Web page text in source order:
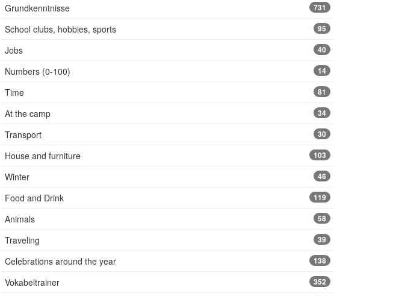
Grundkenntnisse 731
School clubs, hobbies, sports 95
Jobs 40
Numbers (0-100) 14
Time 81
At the camp 34
Transport 30
House and furniture 103
Winter 46
Food and Drink 119
Animals 58
Traveling 39
Celebrations around the year 138
Vokabeltrainer 352